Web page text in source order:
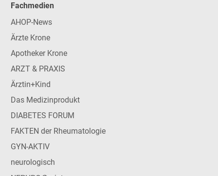
Fachmedien
AHOP-News
Ärzte Krone
Apotheker Krone
ARZT & PRAXIS
Ärztin+Kind
Das Medizinprodukt
DIABETES FORUM
FAKTEN der Rheumatologie
GYN-AKTIV
neurologisch